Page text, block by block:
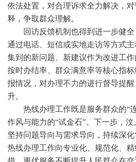
依法处置，对合理诉求全力解决，
释，争取群众理解。
回访反馈机制也得到进一步健全
通过电话、短信或实地走访等方式
集到的新问题、新建议作为改进工
按时办结率、群众满意率等核心指
报情况，对办理不力的进行督导提
升。
热线办理工作既是服务群众的“
作风与能力的“试金石”。下一步，
坚持问题导向与需求导向，持续深
热线办理工作向专业化、规范化、